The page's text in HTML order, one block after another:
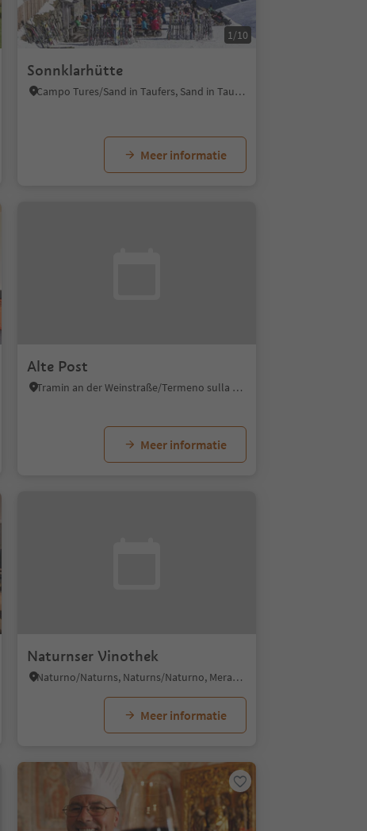
1/10
Sonnklarhütte
Campo Tures/Sand in Taufers, Sand in Taufers/Campo Tures, Ahrntal/Valle Aurina
Meer informatie
Alte Post
Tramin an der Weinstraße/Termeno sulla Strada del Vino, Alto Adige Wine Road
Meer informatie
Naturnser Vinothek
Naturno/Naturns, Naturns/Naturno, Meran/Merano and environs
Meer informatie